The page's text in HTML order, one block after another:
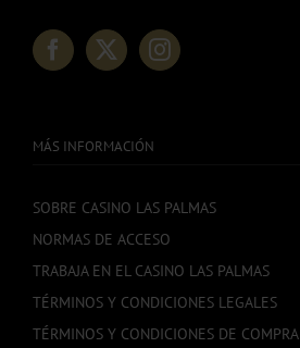
MÁS INFORMACIÓN
SOBRE CASINO LAS PALMAS
NORMAS DE ACCESO
TRABAJA EN EL CASINO LAS PALMAS
TÉRMINOS Y CONDICIONES LEGALES
TÉRMINOS Y CONDICIONES DE COMPRA